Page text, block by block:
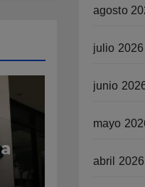
agosto
julio 2026
junio
mayo
abril 2026